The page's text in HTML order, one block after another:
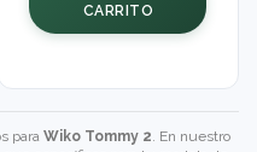
CARRITO
para Wiko Tommy 2. En nuestro